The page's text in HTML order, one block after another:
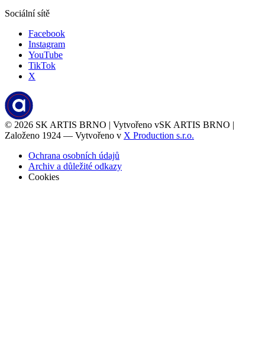
Sociální sítě
Facebook
Instagram
YouTube
TikTok
X
© 2026 SK ARTIS BRNO | Vytvořeno vSK ARTIS BRNO |
Založeno 1924 — Vytvořeno v X Production s.r.o.
Ochrana osobních údajů
Archiv a důležité odkazy
Cookies